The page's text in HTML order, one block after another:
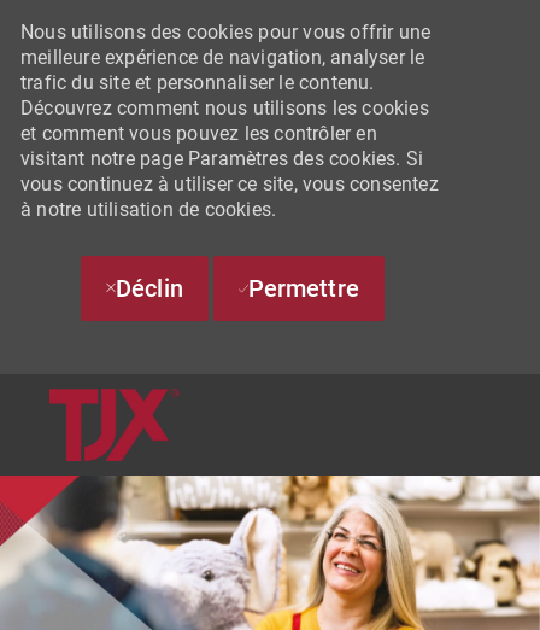
SKIP TO MAIN CONTENT
Nous utilisons des cookies pour vous offrir une
meilleure expérience de navigation, analyser le
trafic du site et personnaliser le contenu.
Découvrez comment nous utilisons les cookies
et comment vous pouvez les contrôler en
visitant notre page Paramètres des cookies. Si
vous continuez à utiliser ce site, vous consentez
à notre utilisation de cookies.
Déclin Permettre